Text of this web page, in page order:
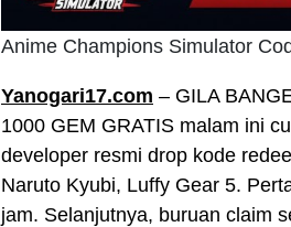
Anime Champions Simulator
Yanogari17.com – GILA
1000 GEM GRATIS malam ini
developer resmi drop kode
Naruto Kyubi, Luffy Gear 5.
jam. Selanjutnya, buruan claim